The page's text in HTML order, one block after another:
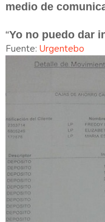
medio de
“Yo no puedo dar
Fuente: Urgentebo